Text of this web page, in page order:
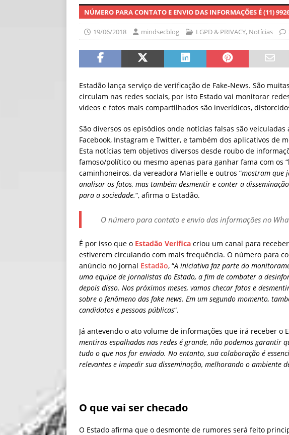
[ 06/08/2026 ] Quando a IA toma a
NOTÍCIAS
NOTÍCIAS
NÚMERO PARA CONTATO E ENVIO DAS INFORMAÇÕES É (11)
19/06/2018 mindsecblog LGPD & PRIVACY, Notícias
Estadão lança serviço de verificação de Fake-News. São
circulam nas redes sociais, por isto Estado vai monitorar
vídeos e fotos mais compartilhados são inverídicos,
São diversos os episódios onde notícias falsas são
Facebook, Instagram e Twitter, e também dos aplicativos de
Esta notícias tem objetivos diversos desde roubo de
famoso/político ou mesmo apenas para ganhar fama com os
caminhoneiros, da vereadora Marielle e outros “mostram que
analisar os fatos, mas também desmentir e conter a
para a sociedade.“, afirma o Estadão.
O número para contato e envio das informações no
É por isso que o Estadão Verifica criou um canal para
estiverem circulando com mais frequência. O número para
anúncio no jornal Estadão, “A iniciativa faz parte do
uma equipe de jornalistas do Estado, a fim de combater a
depois disso. Nos próximos meses, vamos checar fatos e
sobre o fenômeno das fake news. Em um segundo momento,
candidatos e pessoas públicas“.
Já antevendo o ato volume de informações que irá receber o
mentiras espalhadas nas redes é grande, não podemos garantir
tudo o que nos for enviado. No entanto, sua colaboração é
relevantes e impedir sua disseminação, melhorando o ambiente
O que vai ser checado
O Estado afirma que o desmonte de rumores será feito